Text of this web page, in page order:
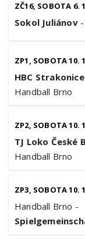
ZČ16, SOBOTA 6.
Sokol Juliánov-
ZP1, SOBOTA 10.
HBC
Handball Brno
ZP2, SOBOTA 10.
TJ Loko České
Handball Brno
ZP3, SOBOTA 10.
Handball Brno -